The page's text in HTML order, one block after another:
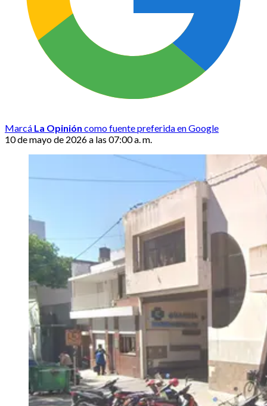
Marcá La Opinión como fuente preferida en Google
10 de mayo de 2026 a las 07:00 a. m.